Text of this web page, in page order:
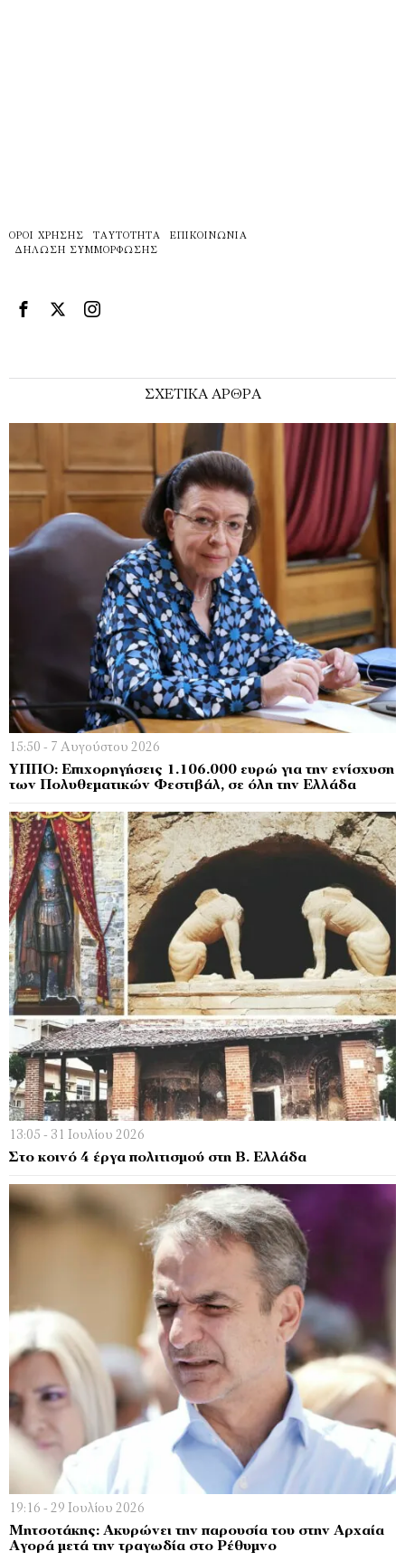
ΌΡΟΙ ΧΡΉΣΗΣ ΤΑΥΤΌΤΗΤΑ
ΕΠΙΚΟΙΝΩΝΊΑ
ΔΉΛΩΣΗ ΣΥΜΜΌΡΦΩΣΗΣ
ΣΧΕΤΙΚΑ ΑΡΘΡΑ
15:50 - 7 Αυγούστου 2026
ΥΠΠΟ: Επιχορηγήσεις 1.106.000 ευρώ για την ενίσχυση
των Πολυθεματικών Φεστιβάλ, σε όλη την Ελλάδα
13:05 - 31 Ιουλίου 2026
Στο κοινό 4 έργα πολιτισμού στη Β. Ελλάδα
19:16 - 29 Ιουλίου 2026
Μητσοτάκης: Ακυρώνει την παρουσία του στην Αρχαία
Αγορά μετά την τραγωδία στο Ρέθυμνο